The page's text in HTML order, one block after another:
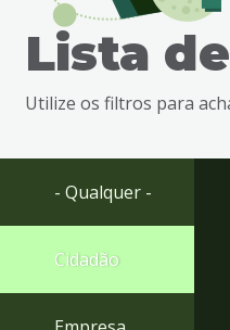
busca
Ir
rodapé
Lista
Utilize os filtros para
- Qualquer -
Cidadão